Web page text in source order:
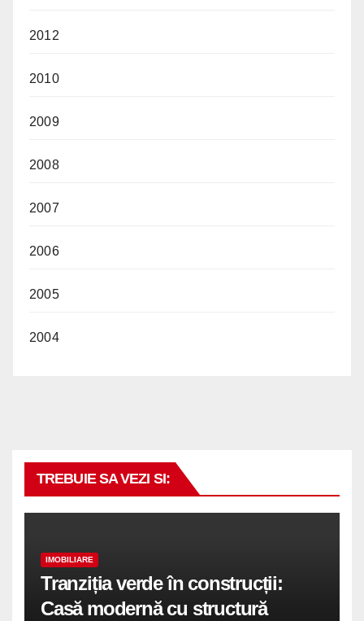
2012
2010
2009
2008
2007
2006
2005
2004
TREBUIE SA VEZI SI:
IMOBILIARE
Tranziția verde în construcții:
Casă modernă cu structură